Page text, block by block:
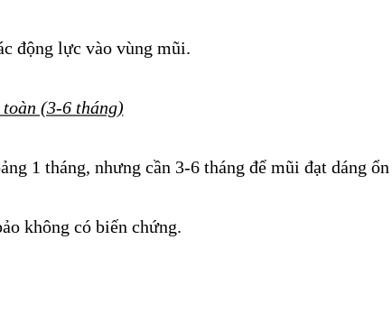
động lực vào vùng mũi.
(3-6 tháng)
1 tháng, nhưng cần 3-6 tháng để mũi đạt dáng
không có biến chứng.